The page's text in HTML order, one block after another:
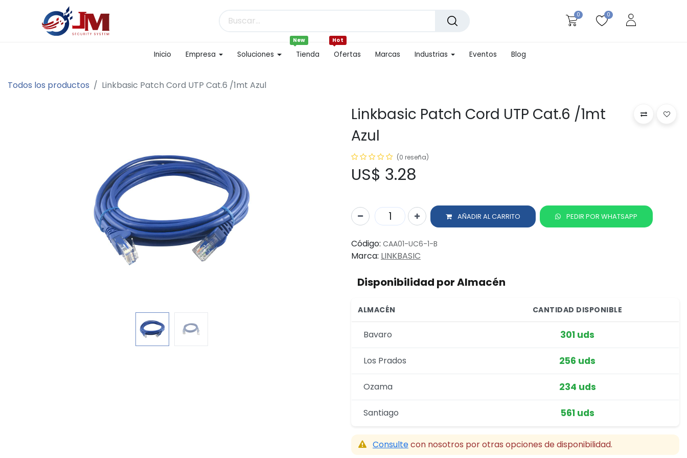
0 0
Inicio Empresa Soluciones Tienda
New
Ofertas
Hot
Marcas Industrias Eventos Blog
Todos los productos Linkbasic Patch Cord UTP Cat.6 /1mt Azul
Linkbasic Patch Cord UTP Cat.6 /1mt
Azul
(0 reseña)
US$ 3.28
AÑADIR AL CARRITO PEDIR POR WHATSAPP
Código: CAA01-UC6-1-B
Marca: LINKBASIC
Disponibilidad por Almacén
ALMACÉN CANTIDAD DISPONIBLE
Bavaro 301 uds
Los Prados 256 uds
Ozama 234 uds
Santiago 561 uds
Consultecon nosotros por otras opciones de disponibilidad.